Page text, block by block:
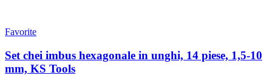
Favorite
Set chei imbus hexagonale in unghi, 14 piese, 1,5-10
mm, KS Tools